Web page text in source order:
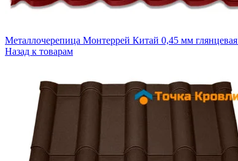
Металлочерепица Монтеррей Китай 0,45 мм глянцевая
Назад к товарам